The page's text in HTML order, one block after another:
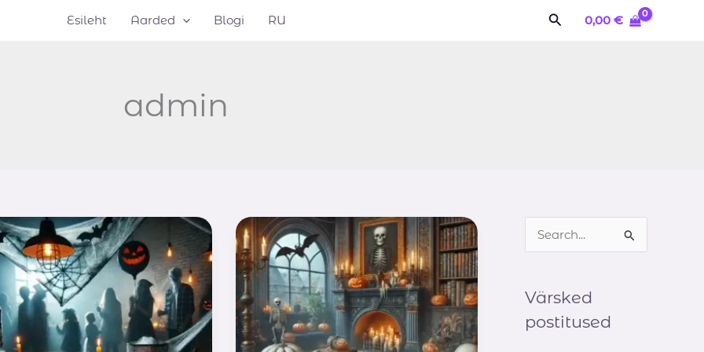
Esileht Aarded Blogi RU Search0,00 €
admin
🎃
Halloweeni
Traditsioonid
Müstiline
Aardejaht
c
Värsked
postitused